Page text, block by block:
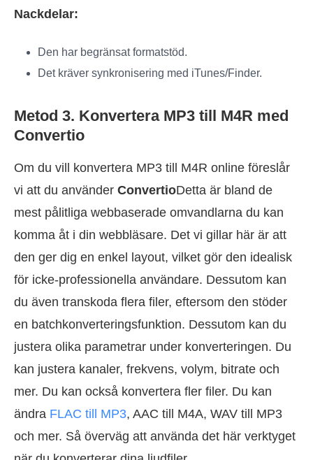
Nackdelar:
Den har begränsat formatstöd.
Det kräver synkronisering med iTunes/Finder.
Metod 3. Konvertera MP3 till M4R med
Convertio
Om du vill konvertera MP3 till M4R online föreslår
vi att du använder ConvertioDetta är bland de
mest pålitliga webbaserade omvandlarna du kan
komma åt i din webbläsare. Det vi gillar här är att
den ger dig en enkel layout, vilket gör den idealisk
för icke-professionella användare. Dessutom kan
du även transkoda flera filer, eftersom den stöder
en batchkonverteringsfunktion. Dessutom kan du
justera olika parametrar under konverteringen. Du
kan justera kanaler, frekvens, volym, bitrate och
mer. Du kan också konvertera fler filer. Du kan
ändra FLAC till MP3, AAC till M4A, WAV till MP3
och mer. Så överväg att använda det här verktyget